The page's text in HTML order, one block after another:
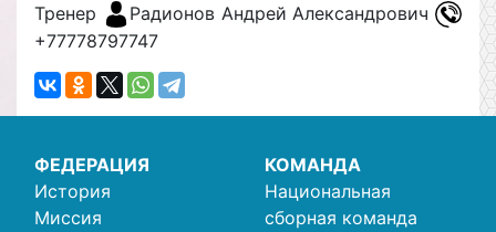
Тренер
Радионов Андрей Александрович
+77778797747
ФЕДЕРАЦИЯ
История
Миссия
КОМАНДА
Национальная
сборная команда